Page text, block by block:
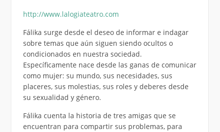
http://www.lalogiateatro.com
Fálika surge desde el deseo de informar e indagar
sobre temas que aún siguen siendo ocultos o
condicionados en nuestra sociedad.
Específicamente nace desde las ganas de comunicar
como mujer: su mundo, sus necesidades, sus
placeres, sus molestias, sus roles y deberes desde
su sexualidad y género.
Fálika cuenta la historia de tres amigas que se
encuentran para compartir sus problemas, para